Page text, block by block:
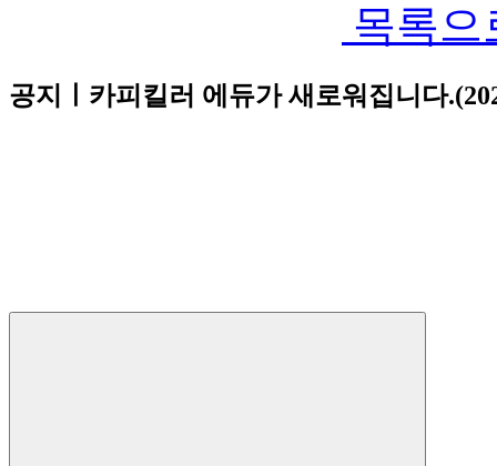
목록으
공지ㅣ카피킬러 에듀가 새로워집니다